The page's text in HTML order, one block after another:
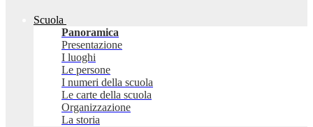
Scuola
Panoramica
Presentazione
I luoghi
Le persone
I numeri della scuola
Le carte della scuola
Organizzazione
La storia